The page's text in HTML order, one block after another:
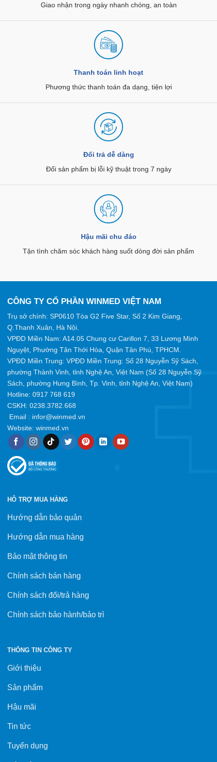
Giao nhận trong ngày nhanh chóng, an toàn
Thanh toán linh hoạt
Phương thức thanh toán đa dạng, tiện lợi
Đổi trả dễ dàng
Đổi sản phẩm bị lỗi kỹ thuật trong 7 ngày
Hậu mãi chu đáo
Tận tình chăm sóc khách hàng suốt dòng đời sản phẩm
CÔNG TY CỔ PHẦN WINMED VIỆT NAM
Trụ sở chính: SP0610 Tòa G2 Five Star, Số 2 Kim Giang,
Q.Thanh Xuân, Hà Nội.
VPĐD Miền Nam: A14.05 Chung cư Carillon 7, 33 Lương Minh
Nguyệt, Phường Tân Thới Hòa, Quận Tân Phú, TPHCM.
VPĐD Miền Trung: VPĐD Miền Trung: Số 28 Nguyễn Sỹ Sách,
phường Thành Vinh, tỉnh Nghệ An, Việt Nam (Số 28 Nguyễn Sỹ
Sách, phường Hưng Bình, Tp. Vinh, tỉnh Nghệ An, Việt Nam)
Hotline: 0917 768 619
CSKH: 0238.3782.668
Email : infor@winmed.vn
Website: winmed.vn
HỖ TRỢ MUA HÀNG
Hướng dẫn bảo quản
Hướng dẫn mua hàng
Bảo mật thông tin
Chính sách bán hàng
Chính sách đổi/trả hàng
Chính sách bảo hành/bảo trì
THÔNG TIN CÔNG TY
Giới thiệu
Sản phẩm
Hậu mãi
Tin tức
Tuyển dụng